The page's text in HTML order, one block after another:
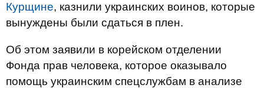
Курщине, казнили украинских воинов, которые
вынуждены были сдаться в плен.
Об этом заявили в корейском отделении
Фонда прав человека, которое оказывало
помощь украинским спецслужбам в анализе